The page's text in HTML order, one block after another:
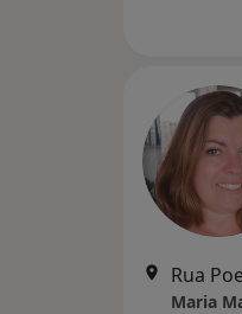
Rua
Maria